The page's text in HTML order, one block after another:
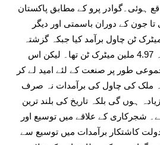
کمی واقع ہوئی۔گوادر پرو کے مطابق پاکستان
کے جولائی تا جون کے دوران باسمتی اور دیگر
3.717 ملین میٹرک ٹن چاول برآمد کیا جبکہ گزشتہ
سال کے اسی عرصے میں یہ 4.97 ملین میٹرک ٹن تھا۔ لیکن اس
طور پر صنعت کے لئے امید لے کر
ملک کی چاول کی برآمدات نہ صرف
ہوں گی بلکہ تاریخ کی بلند ترین
شجرکاری کے علاقے میں توسیع اور
کاشتکار برآمدات میں توسیع سے